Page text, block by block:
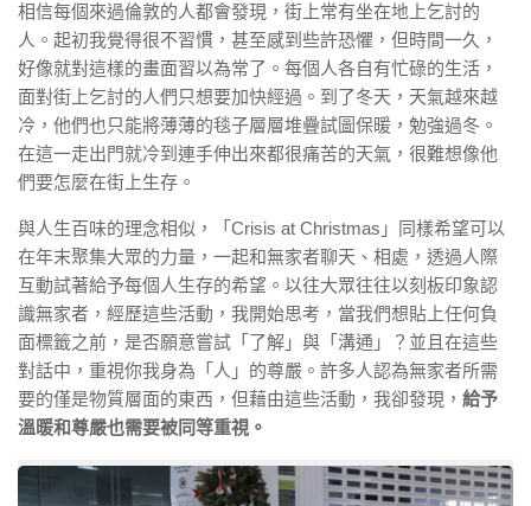
相信每個來過倫敦的人都會發現，街上常有坐在地上乞討的
人。起初我覺得很不習慣，甚至感到些許恐懼，但時間一久，
好像就對這樣的畫面習以為常了。每個人各自有忙碌的生活，
面對街上乞討的人們只想要加快經過。到了冬天，天氣越來越
冷，他們也只能將薄薄的毯子層層堆疊試圖保暖，勉強過冬。
在這一走出門就冷到連手伸出來都很痛苦的天氣，很難想像他
們要怎麼在街上生存。
與人生百味的理念相似，「Crisis at Christmas」同樣希望可以
在年末聚集大眾的力量，一起和無家者聊天、相處，透過人際
互動試著給予每個人生存的希望。以往大眾往往以刻板印象認
識無家者，經歷這些活動，我開始思考，當我們想貼上任何負
面標籤之前，是否願意嘗試「了解」與「溝通」？並且在這些
對話中，重視你我身為「人」的尊嚴。許多人認為無家者所需
要的僅是物質層面的東西，但藉由這些活動，我卻發現， 給予
溫暖和尊嚴也需要被同等重視。